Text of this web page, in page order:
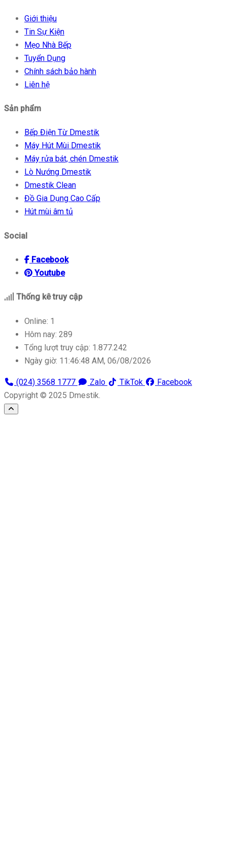
Giới thiệu
Tin Sự Kiện
Mẹo Nhà Bếp
Tuyển Dụng
Chính sách bảo hành
Liên hệ
Sản phẩm
Bếp Điện Từ Dmestik
Máy Hút Mùi Dmestik
Máy rửa bát, chén Dmestik
Lò Nướng Dmestik
Dmestik Clean
Đồ Gia Dụng Cao Cấp
Hút mùi âm tủ
Social
icon
Facebook
icon
Youtube
Thống kê truy cập
Online: 1
Hôm nay: 289
Tổng lượt truy cập: 1.877.242
Ngày giờ: 11:46:48 AM, 06/08/2026
(024) 3568 1777 Zalo TikTok
Facebook
Copyright © 2025 Dmestik.